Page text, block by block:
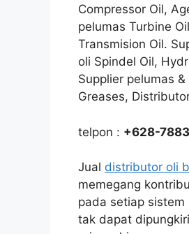
Compressor Oil,
pelumas Turbine
Transmision Oil.
oli Spindel Oil,
Supplier pelumas
Greases,
telpon : +628-
Jual distributor oli
memegang
pada setiap
tak dapat